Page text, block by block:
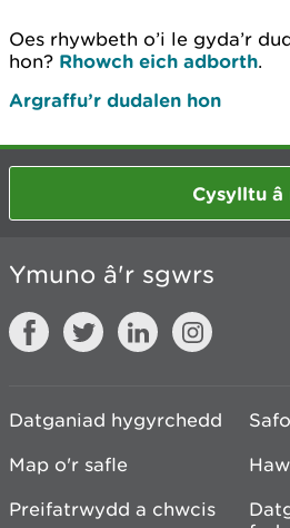
Oes rhywbeth o’i le gyda’r
hon? Rhowch eich adborth.
Argraffu’r dudalen hon
Cysylltu â
Ymuno â'r sgwrs
Datganiad hygyrchedd
Map o'r safle
Preifatrwydd a chwcis